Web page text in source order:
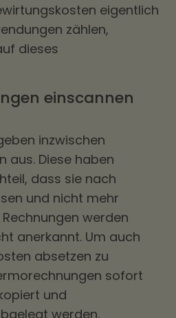
eigentlich
zählen,
dieses
einscannen
inzwischen
aus. Diese haben
dass sie nach
und nicht mehr
werden
anerkannt. Um auch
absetzen zu
sofort
und
werden.